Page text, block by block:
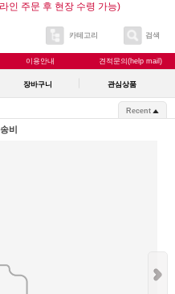
인 주문 후 현장 수령 가능)
카테고리 검색
이용안내 견적문의(help mail)
장바구니 관심상품
Recent
비